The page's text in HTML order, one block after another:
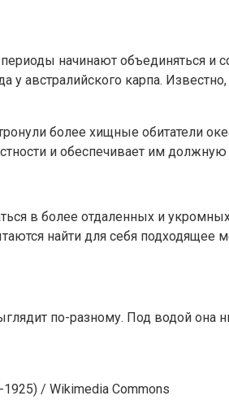
начинают объединяться и
австралийского карпа.
более хищные обитатели
и обеспечивает им должную
в более отдаленных и
найти для себя подходящее
по-разному. Под водой она
/ Wikimedia Commons